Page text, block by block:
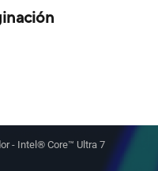
- Intel® Core™ Ultra 7